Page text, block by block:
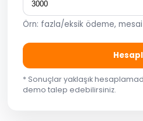
Örn: fazla/eksik ödeme, mesai
* Sonuçlar yaklaşık
demo talep edebilirsiniz.